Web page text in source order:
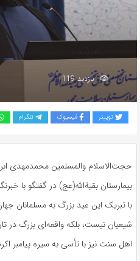
بازدید 119
توییتر فیسبوک تلگرام
حجت‌الاسلام والمسلمین محمدمهدی
بیمارستان بقیةالله(عج) در گفتگو با
با تبریک این عید بزرگ به مسلمانان
شیعیان نیست، بلکه واقعه‌ای بزرگ در
اهل سنت نیز با تأسی به سیره پیامبر